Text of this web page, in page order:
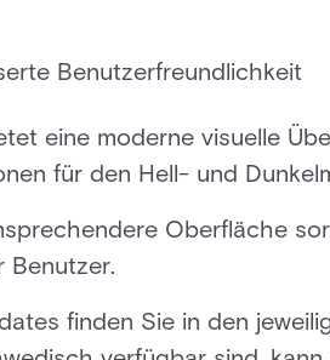
Benutzerfreundlichkeit
eine moderne visuelle
für den Hell- und
Oberfläche
Benutzer.
finden Sie in den